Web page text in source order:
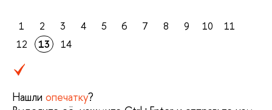
1 2 3 4 5 6 7 8 9 10
11
12
13 14
Нашли опечатку?